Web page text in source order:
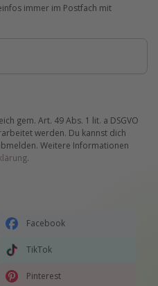
immer im Postfach mit
gem. Art. 49 Abs. 1 lit. a DSGVO
werden. Du kannst dich
Weitere Informationen
.
Facebook
TikTok
Pinterest